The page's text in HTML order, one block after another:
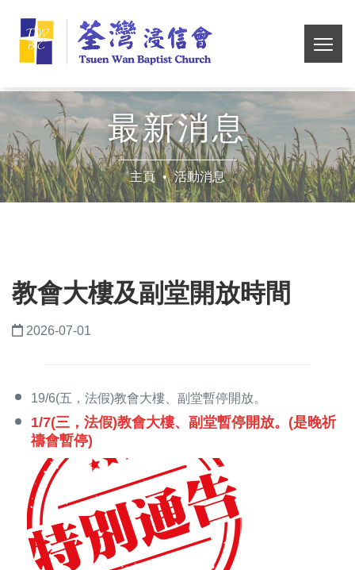
content
切
選
浸
信
會
最新消息
主頁 活動消息
教會大樓及副堂開放時間
2026-07-01
19/6(五，法假)教會大樓、副堂暫停開放。
1/7(三，法假)教會大樓、副堂暫停開放。(是晚祈
禱會暫停)